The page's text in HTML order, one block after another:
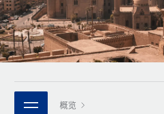
基础设施
Remote Embedded
将人力资源无缝融入工作流程
团队的内置核心人力资源功能
连接 新的
中型市场
通过定制化人力资源解决方案扩展团队
企业
与我们携手合作
研究与指引
案例研究
人力资源术语表
核对表和模板
职位描述库
Deutsch
Español
Italiano
Português (Portugal)
概览